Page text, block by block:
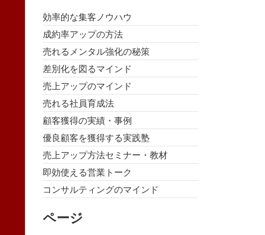
効率的な集客ノウハウ
成約率アップの方法
売れるメンタル強化の秘策
差別化を図るマインド
売上アップのマインド
売れる社員育成法
顧客獲得の実績・事例
優良顧客を獲得する実践塾
売上アップ方法セミナー・教材
即効使える営業トーク
コンサルティングのマインド
ページ